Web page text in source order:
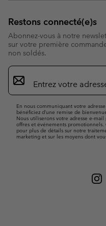
Restons connecté(e)s
Abonnez-vous à notre
sur votre première
non soldés.
Inscription
par
e-
En nous communiquant votre
bénéficiez d’une remise de
Nous utiliserons votre adresse e-
offres et événements promotionnels.
pour plus de détails sur notre
marketing et sur les moyens dont